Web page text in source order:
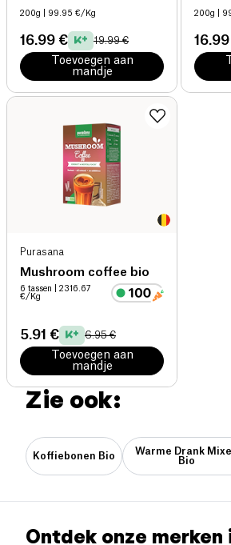
200g | 99.95 €/Kg
16.99 € 19.99 €
Toevoegen aan
mandje
Lion's
200g |
Purasana
Mushroom coffee bio
6 tassen
| 2316.67
€/Kg
5.91 € 6.95 €
Toevoegen aan
mandje
Zie ook:
Koffiebonen Bio
Warme Drank
Bio
Ontdek onze merken